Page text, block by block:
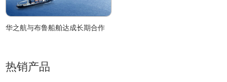
华之航与布鲁船舶达成长期合作
热销产品